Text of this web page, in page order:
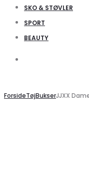
SKO & STØVLER
SPORT
BEAUTY
ForsideTøjBukserJJXX